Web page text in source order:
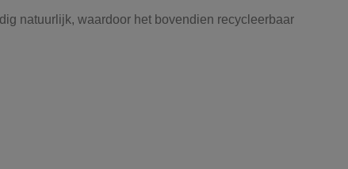
natuurlijk, waardoor het bovendien recycleerbaar